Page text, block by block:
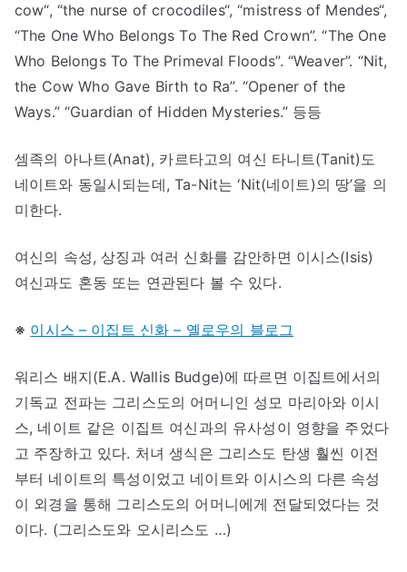
cow“, “the nurse of crocodiles“, “mistress of Mendes“,
“The One Who Belongs To The Red Crown”. “The One
Who Belongs To The Primeval Floods”. “Weaver”. “Nit,
the Cow Who Gave Birth to Ra”. “Opener of the
Ways.” “Guardian of Hidden Mysteries.” 등등
셈족의 아나트(Anat), 카르타고의 여신 타니트(Tanit)도
네이트와 동일시되는데, Ta-Nit는 ‘Nit(네이트)의 땅’을 의
미한다.
여신의 속성, 상징과 여러 신화를 감안하면 이시스(Isis)
여신과도 혼동 또는 연관된다 볼 수 있다.
※ 이시스 – 이집트 신화 – 옐로우의 블로그
워리스 배지(E.A. Wallis Budge)에 따르면 이집트에서의
기독교 전파는 그리스도의 어머니인 성모 마리아와 이시
스, 네이트 같은 이집트 여신과의 유사성이 영향을 주었다
고 주장하고 있다. 처녀 생식은 그리스도 탄생 훨씬 이전
부터 네이트의 특성이었고 네이트와 이시스의 다른 속성
이 외경을 통해 그리스도의 어머니에게 전달되었다는 것
이다. (그리스도와 오시리스도 …)